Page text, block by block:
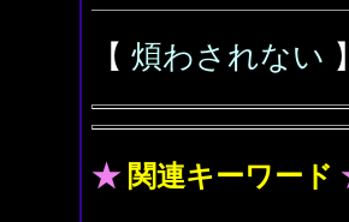
【 煩わされない 】
★ 関連キーワード